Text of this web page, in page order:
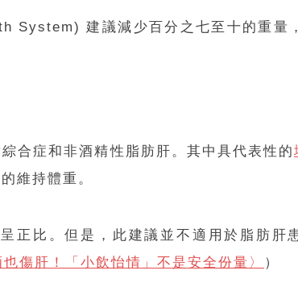
建議減少百分之七至十的重量
合症和非酒精性脂肪肝。其中具代表性的
維持體重。
正比。但是，此建議並不適用於脂肪
也傷肝！「小飲怡情」不是安全份量〉 ）